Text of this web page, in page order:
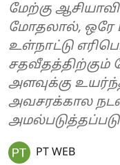
மேற்கு
மோதலால், ஒரே
உள்நாட்டு
அளவுக்கு
அவசரக்கால
PT WEB